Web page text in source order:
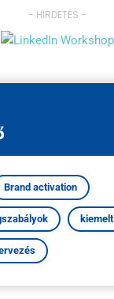
- HIRDETÉS -
Brand activation
kiemelt